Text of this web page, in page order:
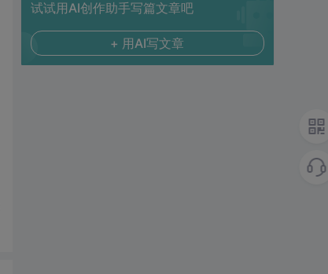
试试用AI创作助手写篇文章吧
+ 用AI写文章